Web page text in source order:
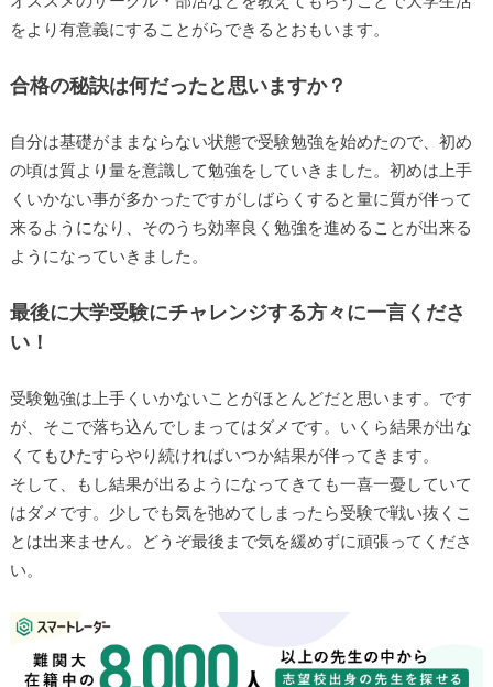
をより有意義にすることがらできるとおもいます。
合格の秘訣は何だったと思いますか？
自分は基礎がままならない状態で受験勉強を始めたので、初め
の頃は質より量を意識して勉強をしていきました。初めは上手
くいかない事が多かったですがしばらくすると量に質が伴って
来るようになり、そのうち効率良く勉強を進めることが出来る
ようになっていきました。
最後に大学受験にチャレンジする方々に一言くださ
い！
受験勉強は上手くいかないことがほとんどだと思います。です
が、そこで落ち込んでしまってはダメです。いくら結果が出な
くてもひたすらやり続ければいつか結果が伴ってきます。
そして、もし結果が出るようになってきても一喜一憂していて
はダメです。少しでも気を弛めてしまったら受験で戦い抜くこ
とは出来ません。どうぞ最後まで気を緩めずに頑張ってくださ
い。